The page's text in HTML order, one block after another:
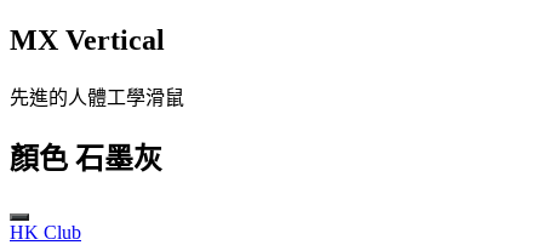
MX Vertical
先進的人體工學滑鼠
顏色 石墨灰
HK Club